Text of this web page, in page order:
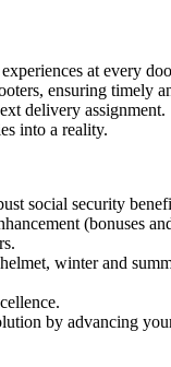
at every
ensuring timely
delivery assignment.
into a reality.
social security
(bonuses
winter and
by advancing